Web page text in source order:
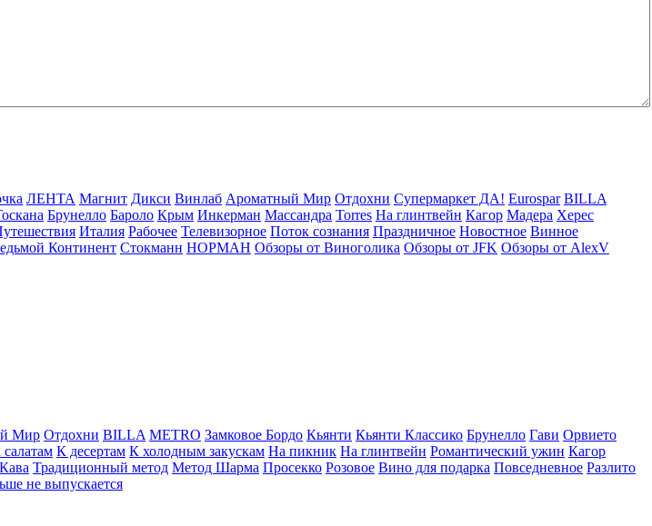
ЛЕНТА Магнит Дикси Винлаб Ароматный Мир Отдохни Супермаркет ДА! Eurospar BILLA
Брунелло Бароло Крым Инкерман Массандра Torres На глинтвейн Кагор Мадера Херес
Италия Рабочее Телевизорное Поток сознания Праздничное Новостное Винное
Континент Стокманн НОРМАН Обзоры от Виноголика Обзоры от JFK Обзоры от AlexV
Мир Отдохни BILLA METRO Замковое Бордо Кьянти Кьянти Классико Брунелло Гави Орвието
К десертам К холодным закускам На пикник На глинтвейн Романтический ужин Кагор
Кава Традиционный метод Метод Шарма Просекко Розовое Вино для подарка Повседневное Разлито
не выпускается